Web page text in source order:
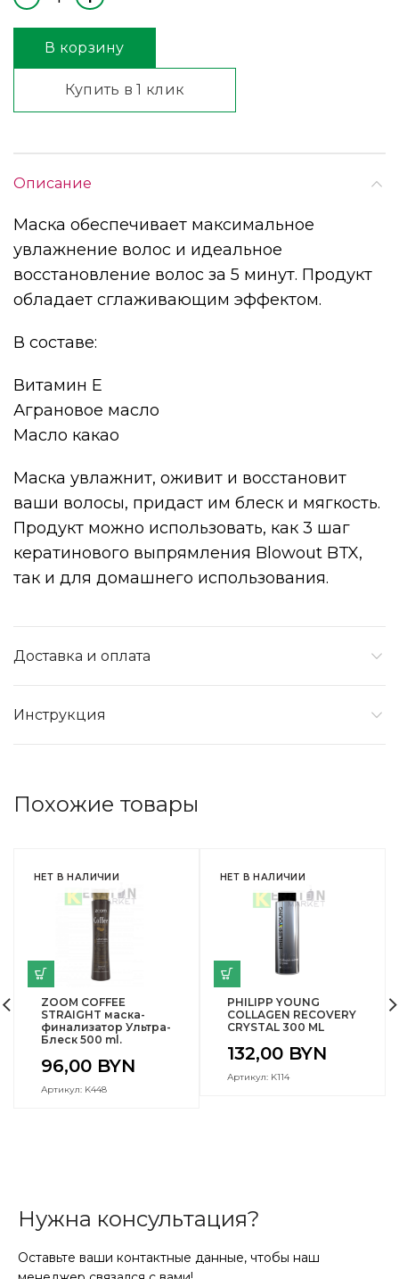
В корзину
Купить в 1 клик
Описание
Маска обеспечивает максимальное
увлажнение волос и идеальное
восстановление волос за 5 минут. Продукт
обладает сглаживающим эффектом.
В составе:
Витамин Е
Аграновое масло
Масло какао
Маска увлажнит, оживит и восстановит
ваши волосы, придаст им блеск и мягкость.
Продукт можно использовать, как 3 шаг
кератинового выпрямления Blowout BTX,
так и для домашнего использования.
Доставка и оплата
Инструкция
Похожие товары
НЕТ В НАЛИЧИИ
ZOOM COFFEE
STRAIGHT маска-
финализатор Ультра-
Блеск 500 ml.
96,00 BYN
Артикул: K448
НЕТ В НАЛИЧИИ
PHILIPP YOUNG
COLLAGEN RECOVERY
CRYSTAL 300 ML
132,00 BYN
Артикул: K114
Нужна консультация?
Оставьте ваши контактные данные, чтобы наш